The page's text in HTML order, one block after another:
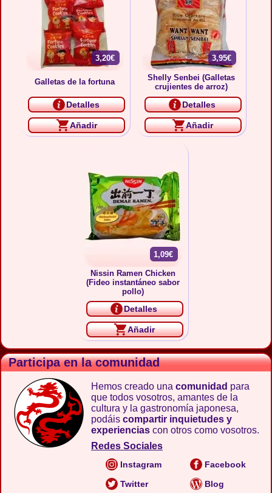
3,20€
Galletas de la fortuna
Detalles
Añadir
3,95€
Shelly Senbei (Galletas
crujientes de arroz)
Detalles
Añadir
1,09€
Nissin Ramen Chicken
(Fideo instantáneo sabor
pollo)
Detalles
Añadir
Participa en la comunidad
Hemos creado una comunidad para
que todos vosotros, amantes de la
cultura y la gastronomía japonesa,
podáis compartir inquietudes y
experiencias con otros como vosotros.
Redes Sociales
Instagram
Facebook
Twitter
Blog